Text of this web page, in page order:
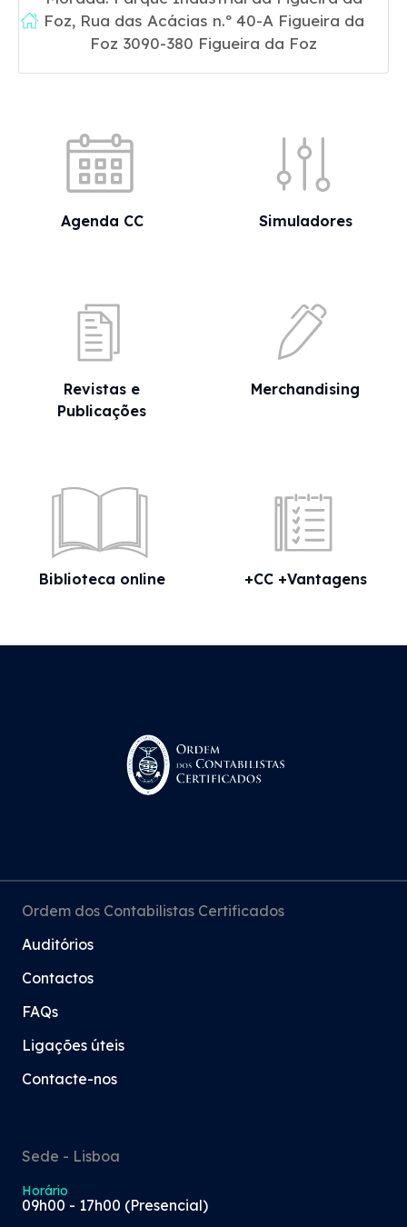
Foz, Rua das Acácias n.º 40-A Figueira da
Foz 3090-380 Figueira da Foz
Agenda CC Simuladores
Revistas e
Publicações
Merchandising
Biblioteca online +CC +Vantagens
Ordem dos Contabilistas Certificados
Auditórios
Contactos
FAQs
Ligações úteis
Contacte-nos
Sede - Lisboa
Horário
09h00 - 17h00 (Presencial)